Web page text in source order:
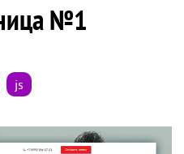
№1
js